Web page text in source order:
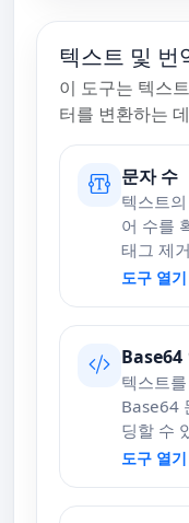
텍스트 및 번
이 도구는 텍스
터를 변환하는
문자 수
텍스트
어 수를
태그 제
도구 열기
Base64
텍스트
Base64
딩할 수
도구 열기